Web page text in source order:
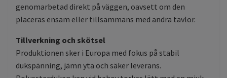
genomarbetad direkt på väggen, oavsett om den
placeras ensam eller tillsammans med andra tavlor.
Tillverkning och skötsel
Produktionen sker i Europa med fokus på stabil
dukspänning, jämn yta och säker leverans.